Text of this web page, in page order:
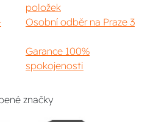
položek
Osobní odběr na Praze 3
Garance 100%
spokojenosti
značky